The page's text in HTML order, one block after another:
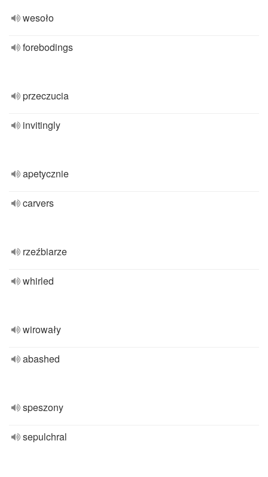
wesoło
forebodings
przeczucia
invitingly
apetycznie
carvers
rzeźbiarze
whirled
wirowały
abashed
speszony
sepulchral